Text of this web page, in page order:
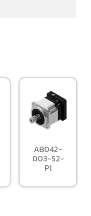
AB042-
003-S2-
P1